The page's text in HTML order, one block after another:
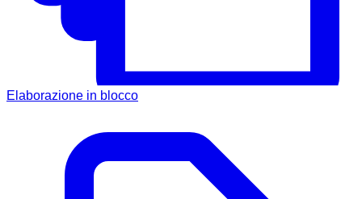
Elaborazione in blocco